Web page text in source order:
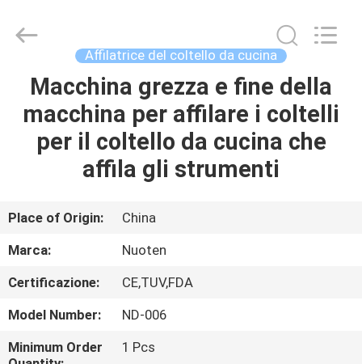
CASA.
PRODOTTI
SU
NOI
VISITA
Norton
Electric
Affilatrice del coltello da cucina
Macchina grezza e fine della
macchina per affilare i coltelli
per il coltello da cucina che
affila gli strumenti
Place of Origin:
China
Marca:
Nuoten
Certificazione:
CE,TUV,FDA
Model Number:
ND-006
Minimum Order
1 Pcs